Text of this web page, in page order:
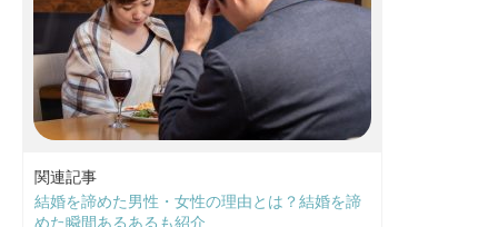
関連記事
結婚を諦めた男性・女性の理由とは？結婚を諦
めた瞬間あるあるも紹介